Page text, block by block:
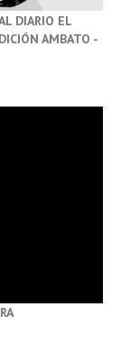
DIARIO EL
AMBATO -